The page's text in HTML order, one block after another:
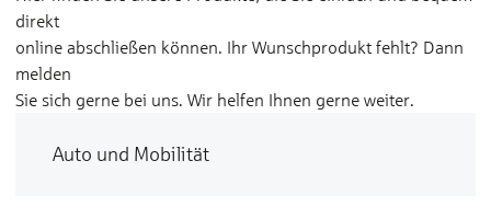
direkt
online abschließen können. Ihr Wunschprodukt fehlt? Dann
melden
Sie sich gerne bei uns. Wir helfen Ihnen gerne weiter.
Auto und Mobilität